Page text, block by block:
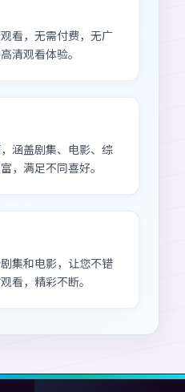
看，无需付费，无广
清观看体验。
涵盖剧集、电影、综
，满足不同喜好。
集和电影，让您不错
看，精彩不断。